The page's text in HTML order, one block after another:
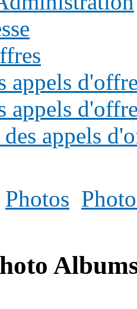
appels
appels
appels
Photos